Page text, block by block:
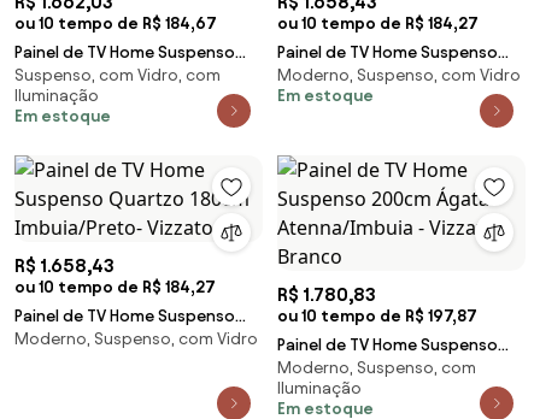
ou 10 tempo de R$ 184,67
Painel de TV Home Suspenso
Pérola 180cm Imbuia/Beige -
Vizzato - Bege
Suspenso, com Vidro, com
Iluminação
Em estoque
ou 10 tempo de R$ 184,27
Painel de TV Home Suspenso
Quartzo 180cm Imbuia/Beige -
Vizzato - Bege
Moderno, Suspenso, com Vidro
Em estoque
R$ 1.658,43
ou 10 tempo de R$ 184,27
Painel de TV Home Suspenso
Quartzo 180cm Imbuia/Preto-
Moderno, Suspenso, com Vidro
R$ 1.780,83
ou 10 tempo de R$ 197,87
Painel de TV Home Suspenso
200cm Ágata Atenna/Imbuia -
Vizzato - Branco
Moderno, Suspenso, com
Iluminação
Em estoque